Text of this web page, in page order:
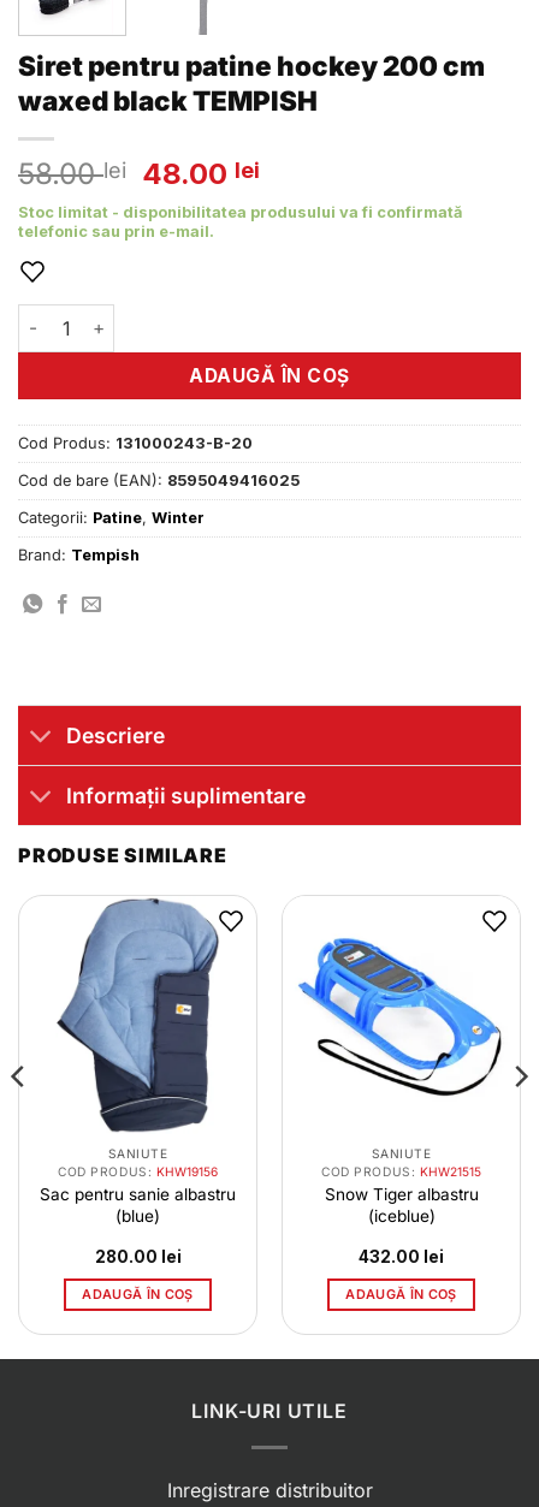
Siret pentru patine hockey 200 cm
waxed black TEMPISH
58.00lei
Prețul
inițial
a
48.00 lei
curent
Stoc limitat - disponibilitatea produsului va fi confirmată
telefonic sau prin e-mail.
Cantitate Siret pentru patine hockey 200 cm waxed black
ADAUGĂ ÎN COȘ
Cod Produs: 131000243-B-20
Cod de bare (EAN): 8595049416025
Categorii: Patine, Winter
Brand: Tempish
Descriere
Informații suplimentare
PRODUSE SIMILARE
SANIUTE
COD PRODUS: KHW19156
Sac pentru sanie albastru
(blue)
280.00 lei
ADAUGĂ ÎN COȘ
SANIUTE
COD PRODUS: KHW21515
Snow Tiger albastru
(iceblue)
432.00 lei
ADAUGĂ ÎN COȘ
LINK-URI UTILE
Inregistrare distribuitor